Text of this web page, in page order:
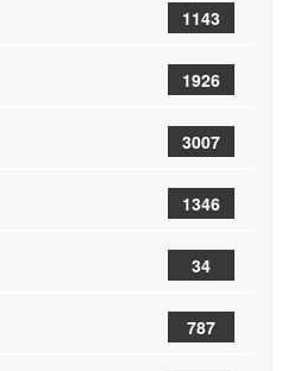
1143
1926
3007
1346
34
787